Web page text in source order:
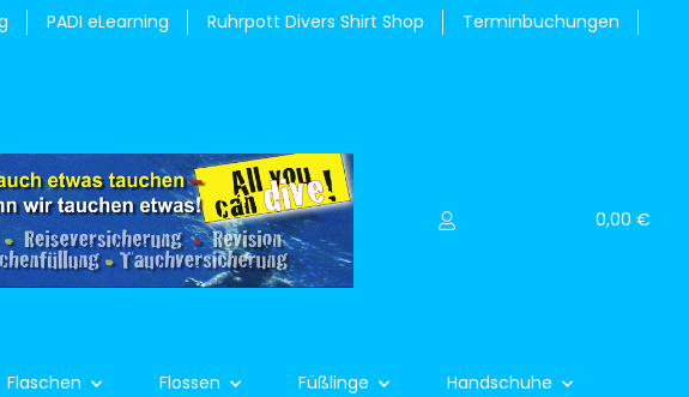
PADI eLearning Ruhrpott Divers Shirt Shop
Terminbuchungen
0,00 €
Flaschen Flossen Füßlinge Handschuhe